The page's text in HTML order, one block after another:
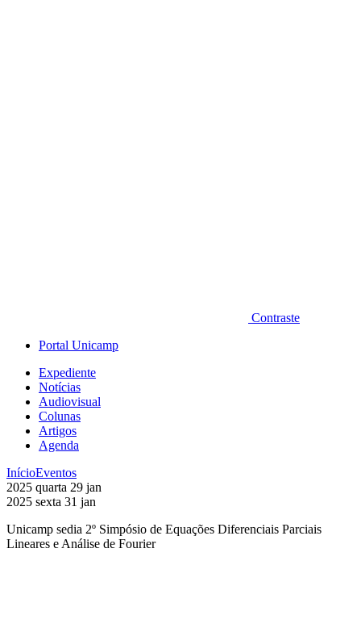
Contraste
Portal Unicamp
Expediente
Notícias
Audiovisual
Colunas
Artigos
Agenda
InícioEventos
2025 quarta 29 jan
2025 sexta 31 jan
Unicamp sedia 2º Simpósio de Equações Diferenciais Parciais
Lineares e Análise de Fourier